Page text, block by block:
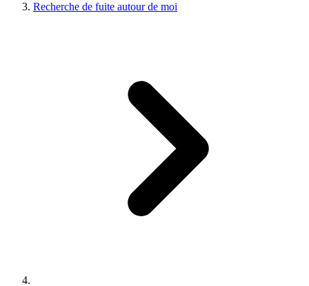
Recherche de fuite autour de moi